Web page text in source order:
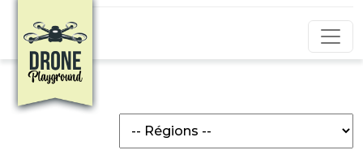
Aller au contenu principal